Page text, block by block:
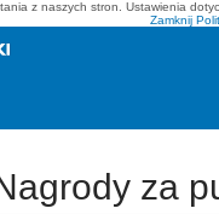
z naszych stron. Ustawienia
Zamknij
za